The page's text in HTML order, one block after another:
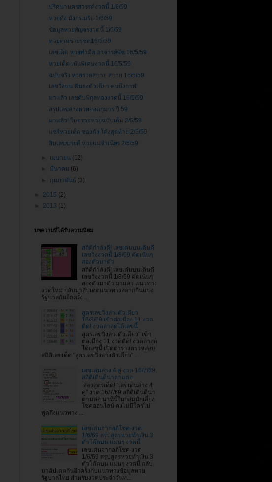
ปริศนานครสวรรค์งวดนี้ 1/6/59
หวยดัง มังกรเมรัย 1/6/59
ข้อมูลหวยสัญจรงวดนี้ 1/6/59
หวยคุณชายรชต16/5/59
เลขเด็ด หวยทำมือ อาจารย์พัช 16/5/59
หวยเด็ด เน้นพิเศษงวดนี้ 16/5/59
ฉบับจริง หวยรวยสบาย สบาย 16/5/59
เลขวิ่งบน ฟันธงตัวเดียว คนบึงกาฬ
มาแล้ว เลขดับพิกุลทองงวดนี้ 16/5/59
สรุปเลขล่างหวยยอดกุมาร ปี 59
มาแล้ว! ใบตรวจหวยฉบับเต็ม 2/5/59
แชร์หวยเด็ด ซองดัง โค้งสุดท้าย 2/5/59
สิบเลขขายดี หวยแม่จำเนียร 2/5/59
เมษายน (12)
มีนาคม (6)
กุมภาพันธ์ (3)
2015 (2)
2013 (1)
บทความที่ได้รับความนิยม
สถิติกำลังดี! เลขเด่นบนเดินดี
เลขวิ่งงวดนี้ 1/8/69 คัดเน้นๆ
สองตัวมาตัว
สถิติกำลังดี! เลขเด่นบนเดินดี
เลขวิ่งงวดนี้ 1/8/69 คัดเน้นๆ
สองตัวมาตัว มาแล้ว แนวทาง
งวดใหม่ กลับมาอัปเดตแนวทางสลากกินแบ่ง
รัฐบาลกันอีกครั้ง ...
สูตรเลขวิ่งล่างตัวเดียว
16/8/69 เข้าต่อเนื่อง 11 งวด
ติด! งวดล่าสุดได้เลขนี้
สูตรเลขวิ่งล่างตัวเดียว" เข้า
ต่อเนื่อง 11 งวดติด! งวดล่าสุด
ได้เลขนี้ เปิดตารางตรวจสอบ
สถิติเลขเด็ด "สูตรเลขวิ่งล่างตัวเดียว" ...
เลขเด่นล่าง 4 คู่ งวด 16/7/69
สถิติเดินดีน่าตามต่อ
ส่องสูตรเด็ด! "เลขเด่นล่าง 4
คู่" งวด 16/7/69 สถิติเดินดีน่า
ตามต่อ นาทีนี้ในกลุ่มนักเสี่ยง
โชคออนไลน์ คงไม่มีใครไม่
พูดถึงแนวทาง ...
เลขเด่นจากอภิโชค งวด
1/6/69 สรุปสูตรหวยทำเงิน 3
ตัวโต๊ดบน แม่นๆ งวดนี้
เลขเด่นจากอภิโชค งวด
1/6/69 สรุปสูตรหวยทำเงิน 3
ตัวโต๊ดบน แม่นๆ งวดนี้ กลับ
มาอัปเดตกันอีกครั้งกับแนวทางข้อมูลหวย
รัฐบาลไทย สำหรับงวดประจำวันท...